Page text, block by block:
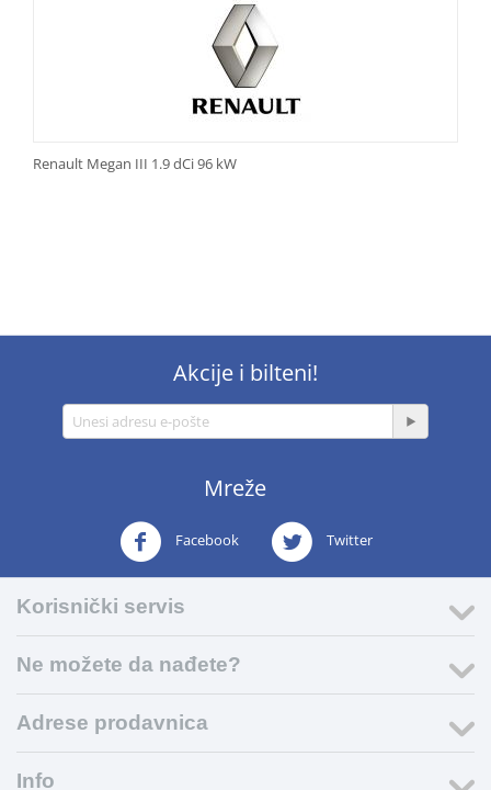
Renault Megan III 1.9 dCi 96 kW
Akcije i bilteni!
Mreže
Facebook Twitter
Korisnički servis
Ne možete da nađete?
Adrese prodavnica
Info